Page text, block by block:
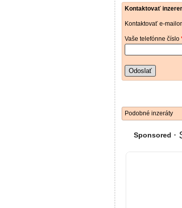
Kontaktovať
Kontaktovať e-
Vaše telefónne číslo
Odoslať
Podobné inzeráty